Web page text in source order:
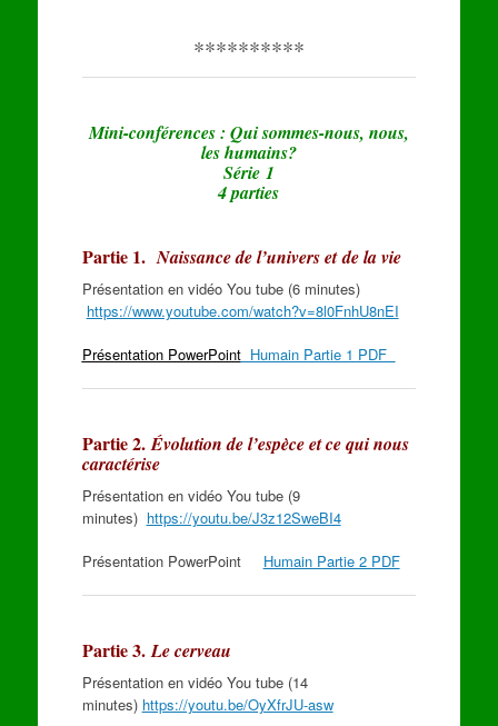
**********
Mini-conférences : Qui sommes-nous, nous,
les humains?
Série 1
4 parties
Partie 1. Naissance de l’univers et de la vie
Présentation en vidéo You tube (6 minutes)
https://www.youtube.com/watch?v=8l0FnhU8nEI
Présentation PowerPointHumain Partie 1 PDF
Partie 2. Évolution de l’espèce et ce qui nous
caractérise
Présentation en vidéo You tube (9
minutes) https://youtu.be/J3z12SweBI4
Présentation PowerPoint Humain Partie 2 PDF
Partie 3. Le cerveau
Présentation en vidéo You tube (14
minutes) https://youtu.be/OyXfrJU-asw